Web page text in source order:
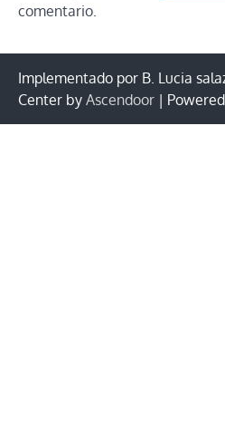
comentario.
Implementado por B. Lucia
Center by Ascendoor |